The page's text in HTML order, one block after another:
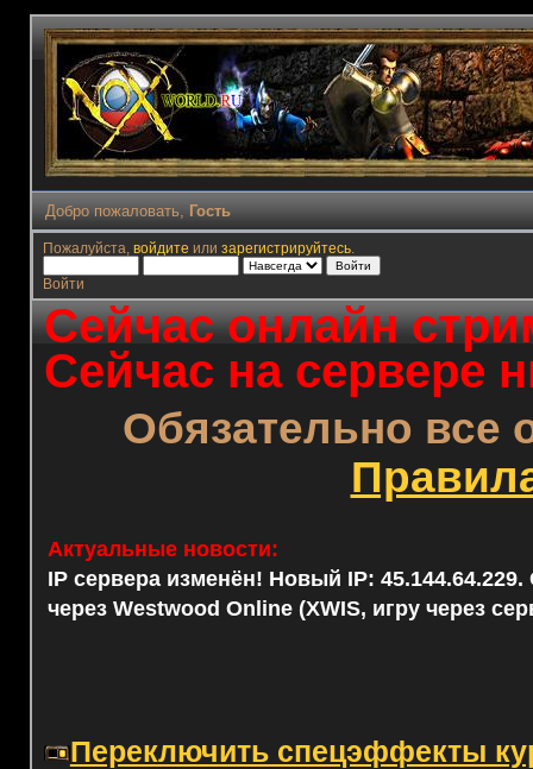
Добро пожаловать, Гость
Пожалуйста, войдите или зарегистрируйтесь.
Войти
Сейчас онлайн
Сейчас на сервере
Обязательно все
Актуальные новости:
IP сервера изменён! Новый IP: 45.144.64.229.
через Westwood Online (XWIS, игру через
Переключить спецэффекты